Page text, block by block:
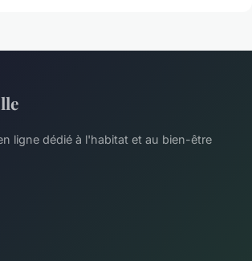
ligne dédié à l'habitat et au bien-être